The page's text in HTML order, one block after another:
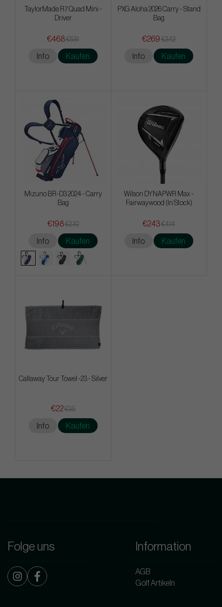
TaylorMade R7 Quad Mini -
Driver
€468€531
Info Kaufen
PXG Aloha 2026 Carry - Stand
Bag
€269 €342
Info Kaufen
Mizuno BR-D3 2024 - Carry
Bag
€198€270
Info Kaufen
Wilson DYNAPWR Max -
Fairwaywood (In Stock)
€243€414
Info Kaufen
Callaway Tour Towel -23 - Silver
€22€35
Info Kaufen
Folge uns Information
AGB
Golf Artikeln